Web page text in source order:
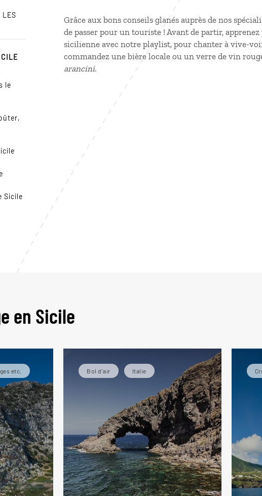
LES
le
Sicile
Grâce aux bons conseils glanés auprès de nos
de passer pour un touriste ! Avant de partir,
sicilienne avec notre playlist, pour chanter à vive-
commandez une bière locale ou un verre de vin
arancini.
en Sicile
etc. Bol d'air Italie